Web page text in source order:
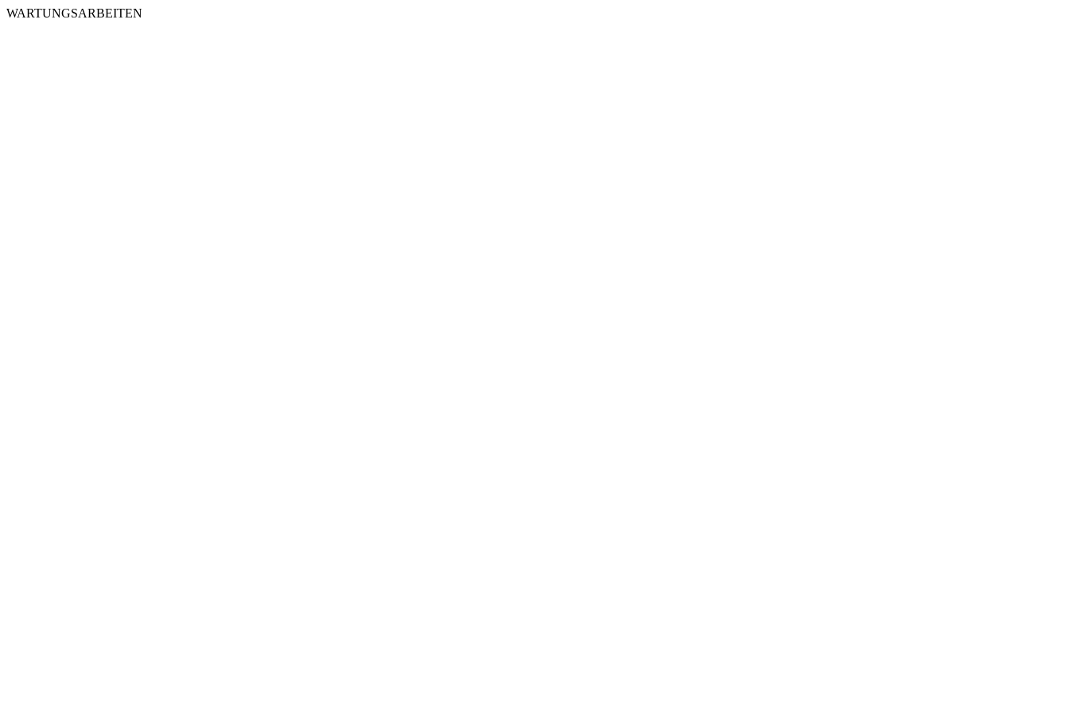
WARTUNGSARBEITEN